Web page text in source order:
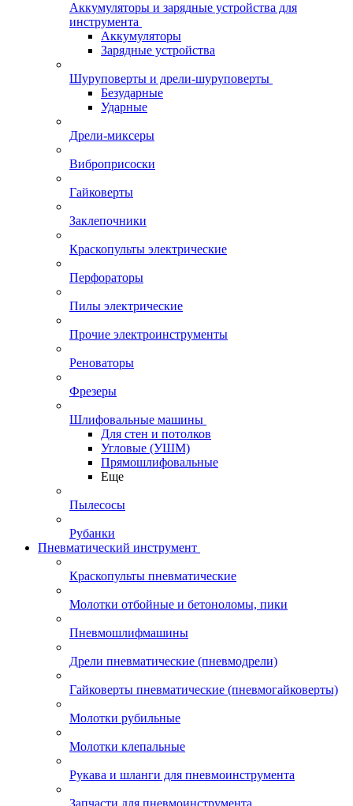
Аккумуляторы и зарядные устройства для
инструмента
Аккумуляторы
Зарядные устройства
Шуруповерты и дрели-шуруповерты
Безударные
Ударные
Дрели-миксеры
Виброприсоски
Гайковерты
Заклепочники
Краскопульты электрические
Перфораторы
Пилы электрические
Прочие электроинструменты
Реноваторы
Фрезеры
Шлифовальные машины
Для стен и потолков
Угловые (УШМ)
Прямошлифовальные
Еще
Пылесосы
Рубанки
Пневматический инструмент
Краскопульты пневматические
Молотки отбойные и бетоноломы, пики
Пневмошлифмашины
Дрели пневматические (пневмодрели)
Гайковерты пневматические (пневмогайковерты)
Молотки рубильные
Молотки клепальные
Рукава и шланги для пневмоинструмента
Запчасти для пневмоинструмента